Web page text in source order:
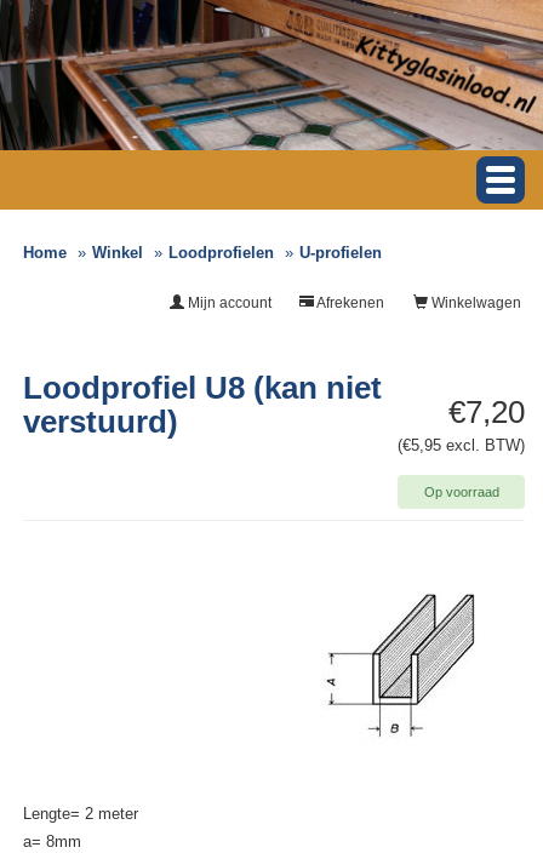
Home Winkel Loodprofielen U-profielen
Winkelwagen
Afrekenen
Mijn account
€7,20
(€5,95 excl. BTW)
Op voorraad
Loodprofiel U8 (kan niet
verstuurd)
Lengte= 2 meter
a= 8mm